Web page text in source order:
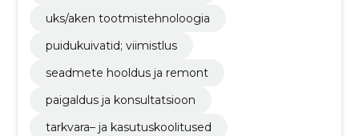
uks/aken tootmistehnoloogia
puidukuivatid; viimistlus
seadmete hooldus ja remont
paigaldus ja konsultatsioon
tarkvara– ja kasutuskoolitused